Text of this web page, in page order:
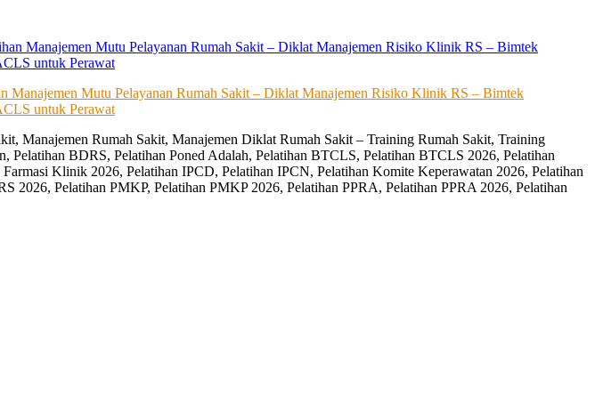
Manajemen Mutu Pelayanan Rumah Sakit – Diklat Manajemen Risiko Klinik RS – Bimtek
untuk Perawat
Manajemen Rumah Sakit, Manajemen Diklat Rumah Sakit – Training Rumah Sakit, Training
Pelatihan BDRS, Pelatihan Poned Adalah, Pelatihan BTCLS, Pelatihan BTCLS 2026, Pelatihan
Klinik 2026, Pelatihan IPCD, Pelatihan IPCN, Pelatihan Komite Keperawatan 2026, Pelatihan
2026, Pelatihan PMKP, Pelatihan PMKP 2026, Pelatihan PPRA, Pelatihan PPRA 2026, Pelatihan